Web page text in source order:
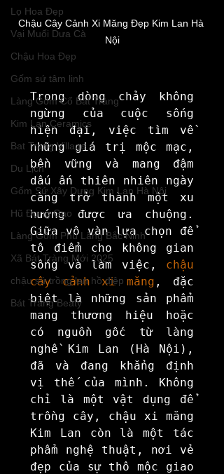
Lọ Hoa Đẹp
Vại Muối Dưa Cà
Chậu Hoa Đẹp
Gốm sứ tâm linh
Làng Gốm Cổ Bát Tràng
Kim Lan Ceramics
Bat Trang Village
Du Lịch
Gốm Sứ Xây Dựng Kim Lan Hà Nội
Hũ Đựng Gạo
Làng Gốm Phù Lãng Bắc Ninh
Xã Bát Tràng Mới 2025
chậu sứ trồng lan hồ điệp
Bát Tràng Beaty
Chậu Cây Cảnh Xi Măng Đẹp Kim Lan Hà
Nội
Trong dòng chảy không
ngừng của cuộc sống
hiện đại, việc tìm về
những giá trị mộc mạc,
bền vững và mang đậm
dấu ấn thiên nhiên ngày
càng trở thành một xu
hướng được ưa chuộng.
Giữa vô vàn lựa chọn để
tô điểm cho không gian
sống và làm việc, chậu
cây cảnh xi măng , đặc
biệt là những sản phẩm
mang thương hiệu hoặc
có nguồn gốc từ làng
nghề Kim Lan (Hà Nội),
đã và đang khẳng định
vị thế của mình. Không
chỉ là một vật dụng để
trồng cây, chậu xi măng
Kim Lan còn là một tác
phẩm nghệ thuật, nơi vẻ
đẹp của sự thô mộc giao